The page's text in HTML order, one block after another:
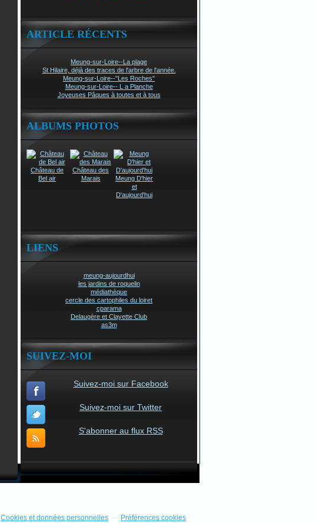
ARTICLE RÉCENTS
Meung-sur-Loire--La plage
St Hilaire, déjà des traces de l'arbre de l'année.
Meung-sur-Loire--"Les Roches"
Meung-sur-Loire-- L a Planche
Joyeuses Pâques à toutes et à tous
ALBUMS PHOTOS
Château de
Bel air
Château des
Marais
Meung D'hier
et
D'aujourd'hui
LIENS
meung-aujourdhui
les jardins de roquelin
médiathèque
cercle des cartophiles du loiret
cparama
Delaugère et Clayette Club
as3m
SUIVEZ-MOI
Suivez-moi sur Facebook
Suivez-moi sur Twitter
S'abonner au flux RSS
Cookies et données personnelles Préférences cookies